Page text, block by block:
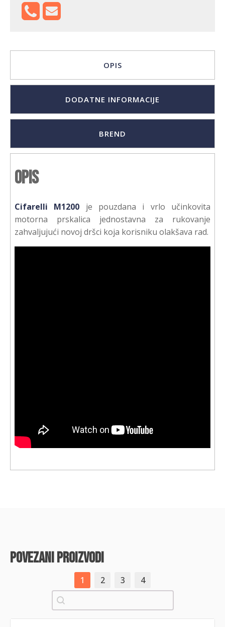
OPIS
DODATNE INFORMACIJE
BREND
Opis
Cifarelli M1200 je pouzdana i vrlo učinkovita
motorna prskalica jednostavna za rukovanje
zahvaljujući novoj dršci koja korisniku olakšava rad.
povezani proizvodi
1 2 3
4
Pretraži